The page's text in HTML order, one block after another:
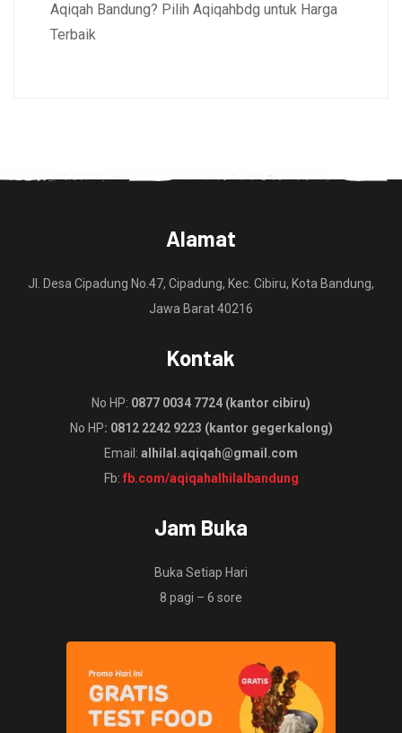
Aqiqah Bandung? Pilih Aqiqahbdg untuk Harga
Terbaik
Alamat
Jl. Desa Cipadung No.47, Cipadung, Kec. Cibiru, Kota Bandung,
Jawa Barat 40216
Kontak
No HP: 0877 0034 7724 (kantor cibiru)
No HP: 0812 2242 9223 (kantor gegerkalong)
Email: alhilal.aqiqah@gmail.com
Fb: fb.com/aqiqahalhilalbandung
Jam Buka
Buka Setiap Hari
8 pagi – 6 sore